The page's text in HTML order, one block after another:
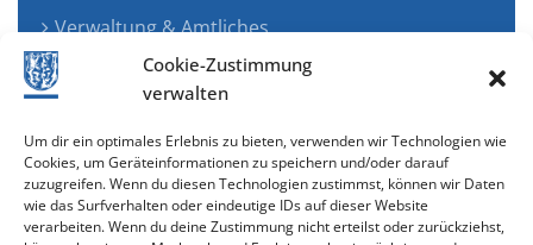
Cookie-Zustimmung
verwalten
Um dir ein optimales Erlebnis zu bieten, verwenden wir Technologien wie
Cookies, um Geräteinformationen zu speichern und/oder darauf
zuzugreifen. Wenn du diesen Technologien zustimmst, können wir Daten
wie das Surfverhalten oder eindeutige IDs auf dieser Website
verarbeiten. Wenn du deine Zustimmung nicht erteilst oder zurückziehst,
Verwaltung & Amtliches
Jugend, Familie & Gesundheit
Tourismus, Freizeit & Ökologie
Wirtschaft & Verkehr
Senioren & Inklusion